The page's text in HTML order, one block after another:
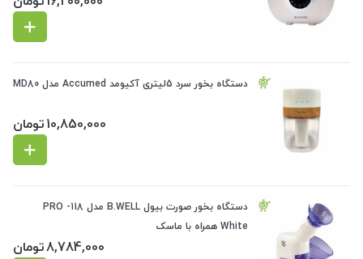
دستگاه بخور سرد 5لیتری آکیومد Accumed مدل MD80
10,850,000تومان
دستگاه بخور صورت بیول B.WELL مدل PRO -118
White همراه با ماسک
8,784,000تومان